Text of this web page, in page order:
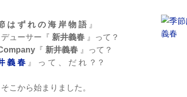
は ず れ の 海 岸 物 語』
ーサー『 新井義春 』って？
『 新井義春 』って？
義 春 』 っ て 、 だ れ ？？
から始まりました。